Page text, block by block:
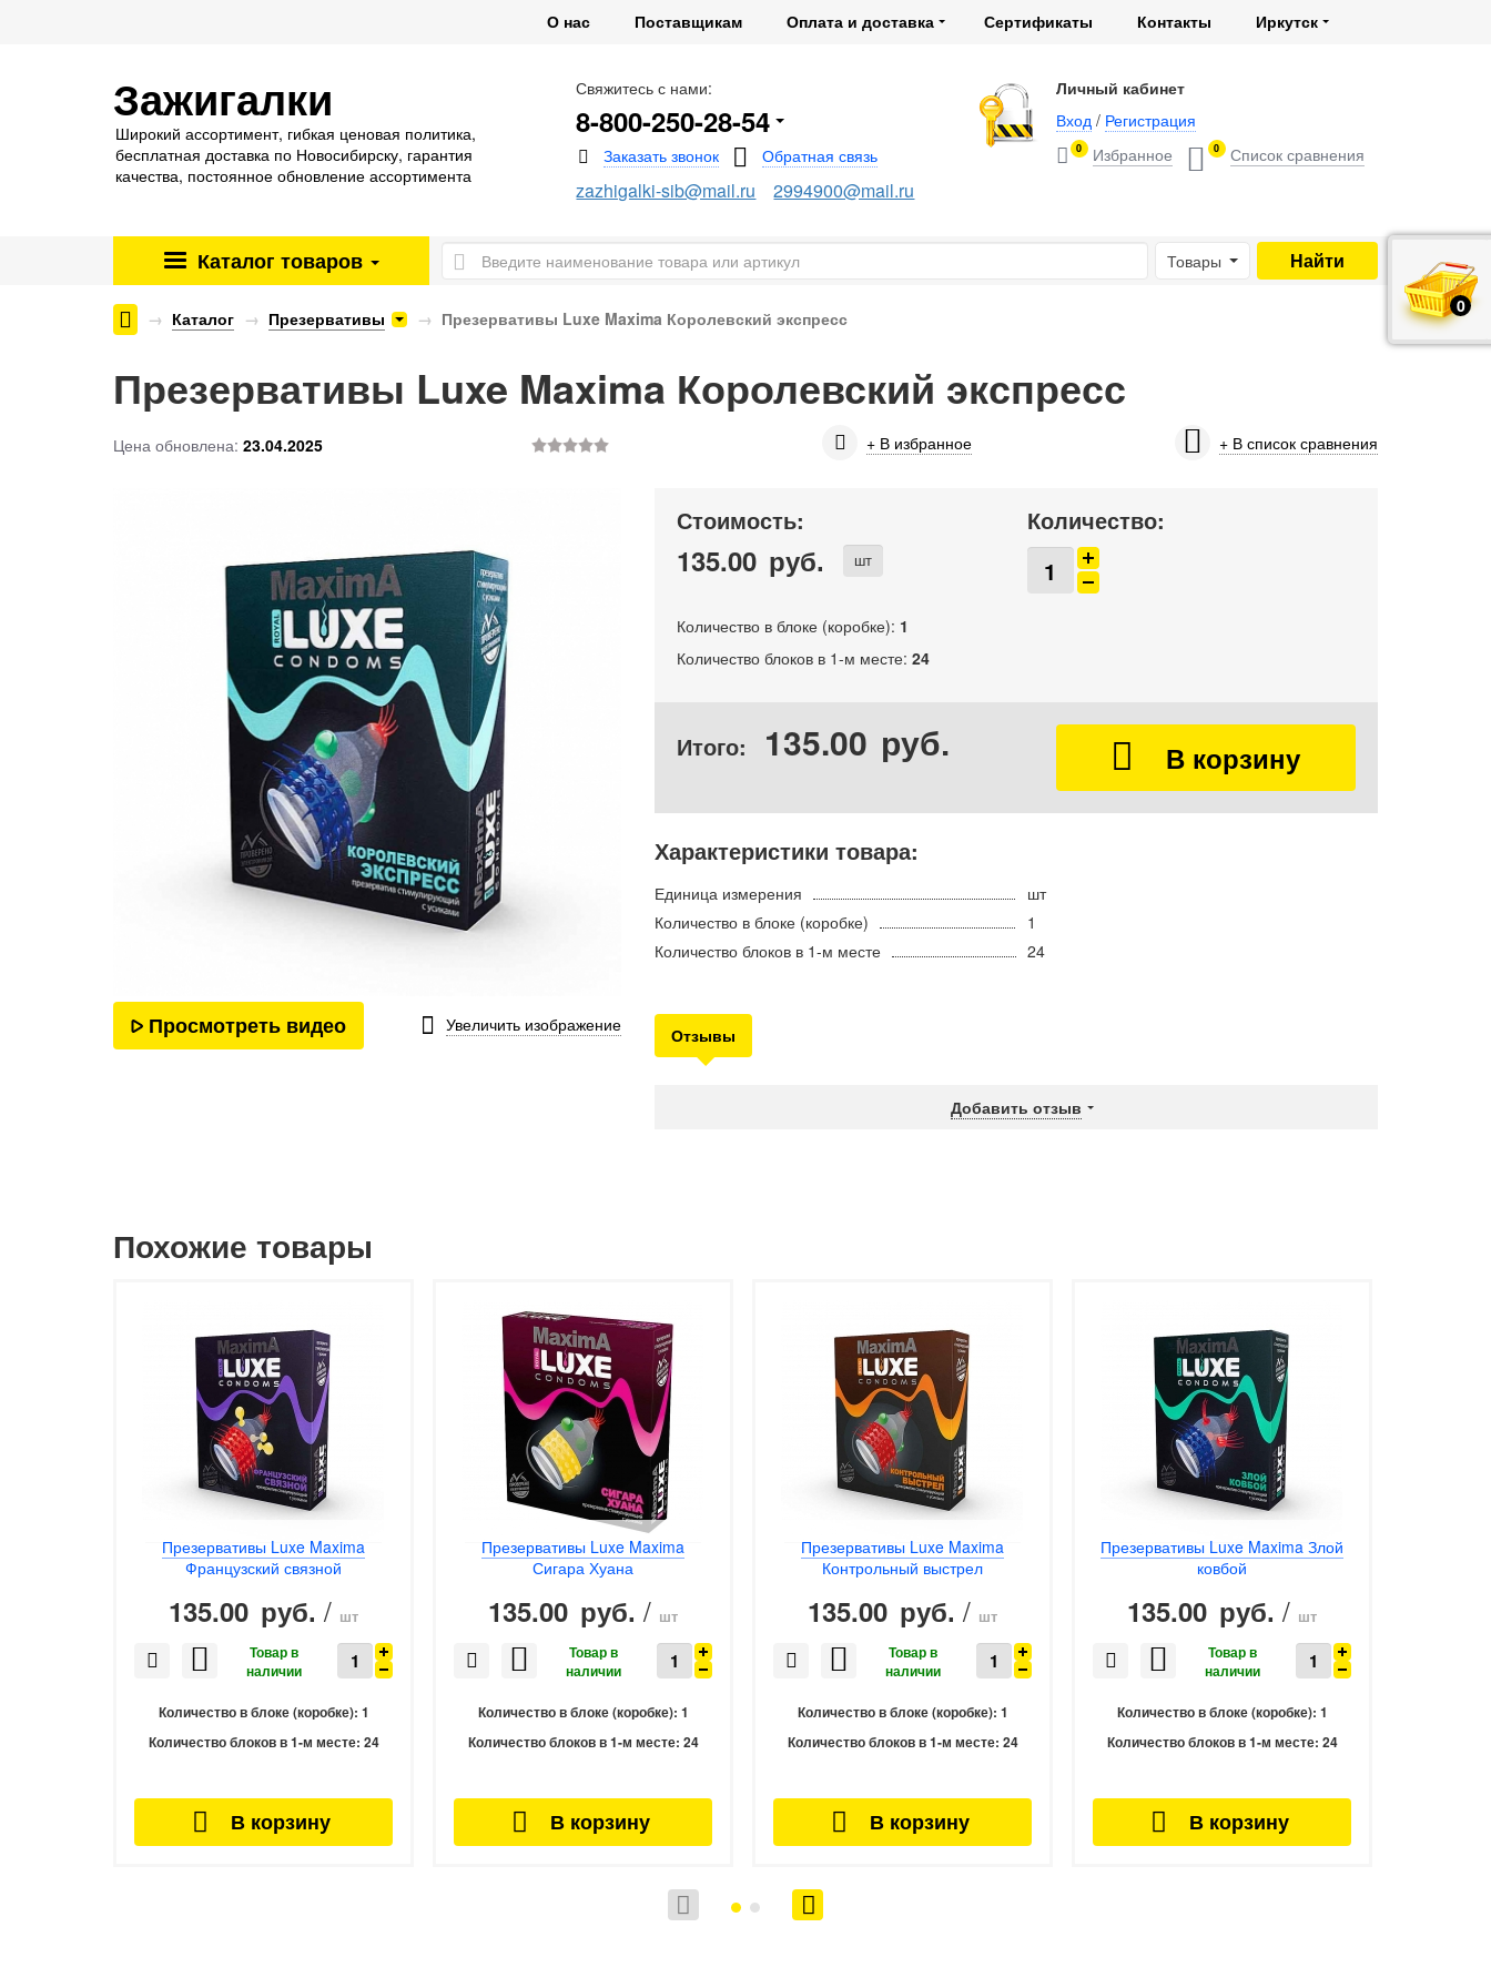
О нас Поставщикам Оплата и доставка Сертификаты Контакты Иркутск
Зажигалки
Широкий ассортимент, гибкая ценовая политика,
бесплатная доставка по Новосибирску, гарантия
качества, постоянное обновление ассортимента
Свяжитесь с нами:
8-800-250-28-54
zazhigalki-sib@mail.ru 2994900@mail.ru
Личный кабинет
Вход / Регистрация
0 0
Каталог товаров Товары
Каталог Презервативы Презервативы Luxe Maxima Королевский экспресс
Презервативы Luxe Maxima Королевский экспресс
Цена обновлена: 23.04.2025
Просмотреть видео Увеличить изображение
Стоимость:
135.00 руб. шт
Количество:
Количество в блоке (коробке): 1
Количество блоков в 1-м месте: 24
Итого: 135.00 руб.
Характеристики товара:
Единица измерения
шт
Количество в блоке (коробке)
1
Количество блоков в 1-м месте
24
Отзывы
Добавить отзыв
Похожие товары
Презервативы Luxe Maxima
Французский связной
135.00 руб. / шт
Количество в блоке (коробке): 1
Количество блоков в 1-м месте: 24
Презервативы Luxe Maxima
Сигара Хуана
135.00 руб. / шт
Количество в блоке (коробке): 1
Количество блоков в 1-м месте: 24
Презервативы Luxe Maxima
Контрольный выстрел
135.00 руб. / шт
Количество в блоке (коробке): 1
Количество блоков в 1-м месте: 24
Презервативы Luxe Maxima Злой
ковбой
135.00 руб. / шт
Количество в блоке (коробке): 1
Количество блоков в 1-м месте: 24
0
руб.